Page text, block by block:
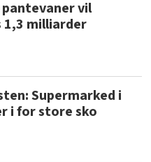
vil
1,3 milliarder
Supermarked i
i for store sko